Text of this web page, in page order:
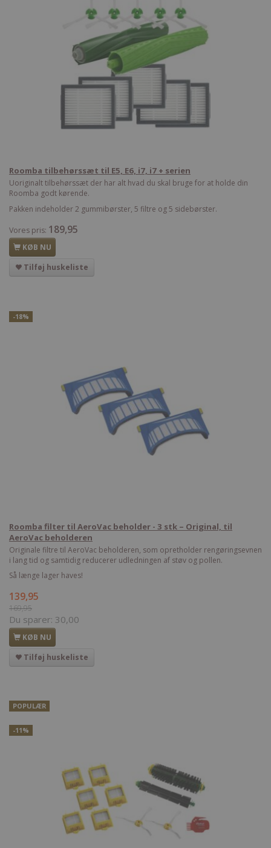
Roomba tilbehørssæt til E5, E6, i7, i7 + serien
Uoriginalt tilbehørssæt der har alt hvad du skal bruge for at holde din
Roomba godt kørende.
Pakken indeholder 2 gummibørster, 5 filtre og 5 sidebørster.
Vores pris: 189,95
KØB NU
Tilføj huskeliste
-18%
Roomba filter til AeroVac beholder - 3 stk – Original, til
AeroVac beholderen
Originale filtre til AeroVac beholderen, som opretholder rengøringsevnen
i lang tid og samtidig reducerer udledningen af støv og pollen.
Så længe lager haves!
139,95
169,95
Du sparer: 30,00
KØB NU
Tilføj huskeliste
POPULÆR
-11%